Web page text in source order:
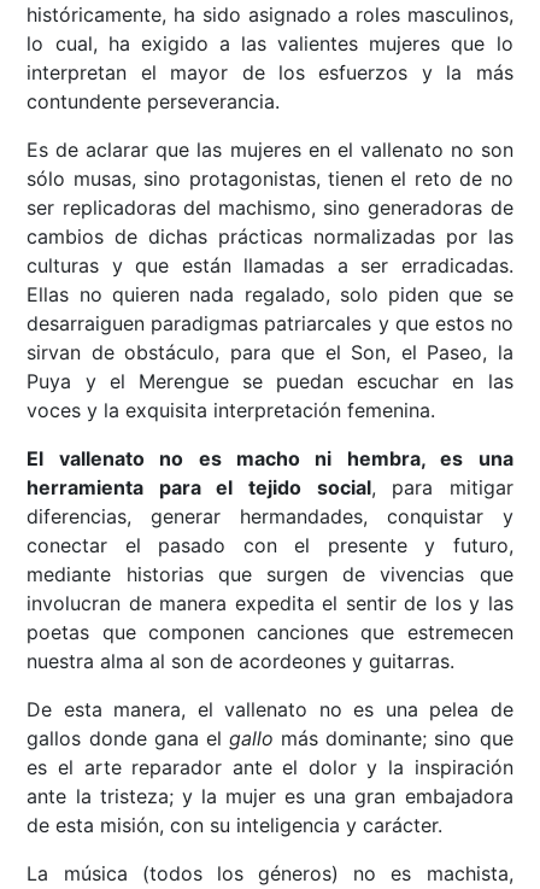
históricamente, ha sido asignado a roles masculinos,
lo cual, ha exigido a las valientes mujeres que lo
interpretan el mayor de los esfuerzos y la más
contundente perseverancia.
Es de aclarar que las mujeres en el vallenato no son
sólo musas, sino protagonistas, tienen el reto de no
ser replicadoras del machismo, sino generadoras de
cambios de dichas prácticas normalizadas por las
culturas y que están llamadas a ser erradicadas.
Ellas no quieren nada regalado, solo piden que se
desarraiguen paradigmas patriarcales y que estos no
sirvan de obstáculo, para que el Son, el Paseo, la
Puya y el Merengue se puedan escuchar en las
voces y la exquisita interpretación femenina.
El vallenato no es macho ni hembra, es una
herramienta para el tejido social, para mitigar
diferencias, generar hermandades, conquistar y
conectar el pasado con el presente y futuro,
mediante historias que surgen de vivencias que
involucran de manera expedita el sentir de los y las
poetas que componen canciones que estremecen
nuestra alma al son de acordeones y guitarras.
De esta manera, el vallenato no es una pelea de
gallos donde gana el gallo más dominante; sino que
es el arte reparador ante el dolor y la inspiración
ante la tristeza; y la mujer es una gran embajadora
de esta misión, con su inteligencia y carácter.
La música (todos los géneros) no es machista,